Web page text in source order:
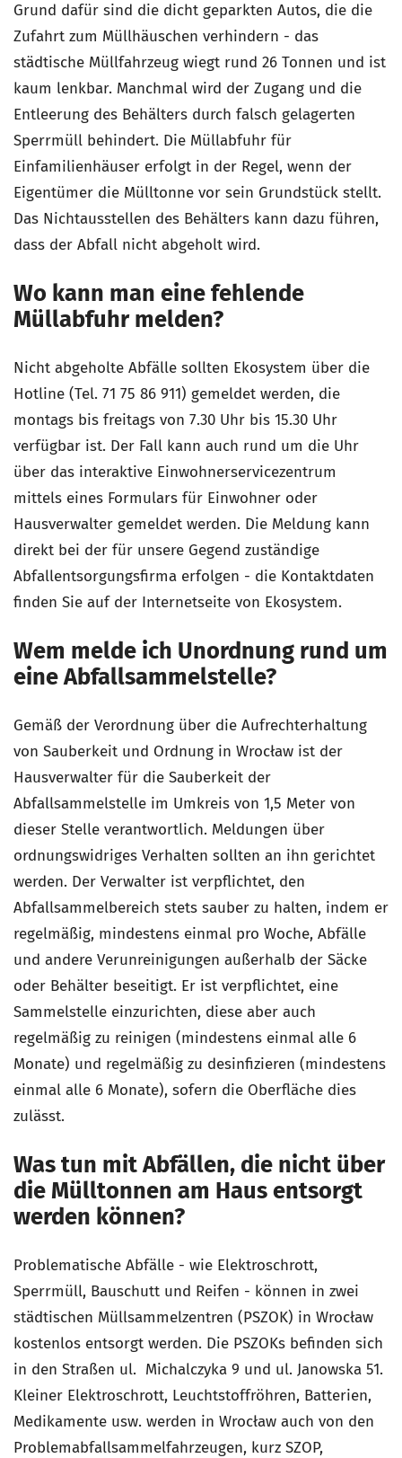
Grund dafür sind die dicht geparkten Autos, die die
Zufahrt zum Müllhäuschen verhindern - das
städtische Müllfahrzeug wiegt rund 26 Tonnen und ist
kaum lenkbar. Manchmal wird der Zugang und die
Entleerung des Behälters durch falsch gelagerten
Sperrmüll behindert. Die Müllabfuhr für
Einfamilienhäuser erfolgt in der Regel, wenn der
Eigentümer die Mülltonne vor sein Grundstück stellt.
Das Nichtausstellen des Behälters kann dazu führen,
dass der Abfall nicht abgeholt wird.
Wo kann man eine fehlende
Müllabfuhr melden?
Nicht abgeholte Abfälle sollten Ekosystem über die
Hotline (Tel. 71 75 86 911) gemeldet werden, die
montags bis freitags von 7.30 Uhr bis 15.30 Uhr
verfügbar ist. Der Fall kann auch rund um die Uhr
über das interaktive Einwohnerservicezentrum
mittels eines Formulars für Einwohner oder
Hausverwalter gemeldet werden. Die Meldung kann
direkt bei der für unsere Gegend zuständige
Abfallentsorgungsfirma erfolgen - die Kontaktdaten
finden Sie auf der Internetseite von Ekosystem.
Wem melde ich Unordnung rund um
eine Abfallsammelstelle?
Gemäß der Verordnung über die Aufrechterhaltung
von Sauberkeit und Ordnung in Wrocław ist der
Hausverwalter für die Sauberkeit der
Abfallsammelstelle im Umkreis von 1,5 Meter von
dieser Stelle verantwortlich. Meldungen über
ordnungswidriges Verhalten sollten an ihn gerichtet
werden. Der Verwalter ist verpflichtet, den
Abfallsammelbereich stets sauber zu halten, indem er
regelmäßig, mindestens einmal pro Woche, Abfälle
und andere Verunreinigungen außerhalb der Säcke
oder Behälter beseitigt. Er ist verpflichtet, eine
Sammelstelle einzurichten, diese aber auch
regelmäßig zu reinigen (mindestens einmal alle 6
Monate) und regelmäßig zu desinfizieren (mindestens
einmal alle 6 Monate), sofern die Oberfläche dies
zulässt.
Was tun mit Abfällen, die nicht über
die Mülltonnen am Haus entsorgt
werden können?
Problematische Abfälle - wie Elektroschrott,
Sperrmüll, Bauschutt und Reifen - können in zwei
städtischen Müllsammelzentren (PSZOK) in Wrocław
kostenlos entsorgt werden. Die PSZOKs befinden sich
in den Straßen ul. Michalczyka 9 und ul. Janowska 51.
Kleiner Elektroschrott, Leuchtstoffröhren, Batterien,
Medikamente usw. werden in Wrocław auch von den
Problemabfallsammelfahrzeugen, kurz SZOP,